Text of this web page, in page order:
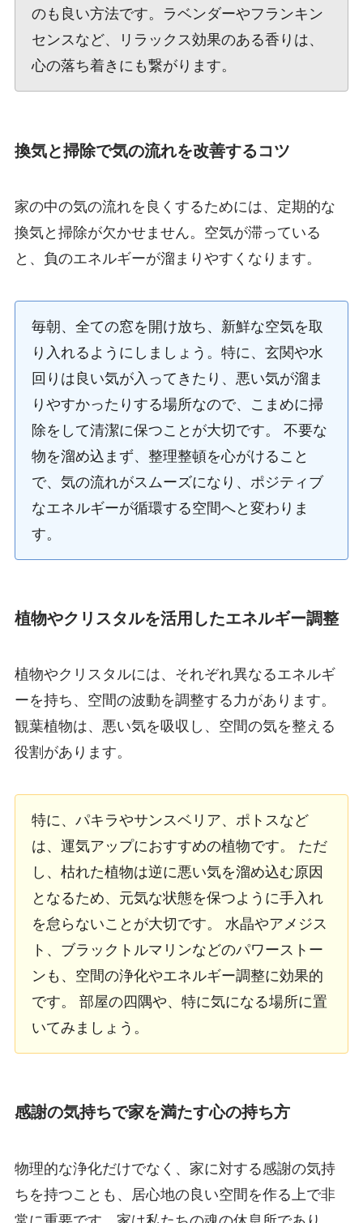
のも良い方法です。ラベンダーやフランキン
センスなど、リラックス効果のある香りは、
心の落ち着きにも繋がります。
換気と掃除で気の流れを改善するコツ
家の中の気の流れを良くするためには、定期的な
換気と掃除が欠かせません。空気が滞っている
と、負のエネルギーが溜まりやすくなります。
毎朝、全ての窓を開け放ち、新鮮な空気を取
り入れるようにしましょう。特に、玄関や水
回りは良い気が入ってきたり、悪い気が溜ま
りやすかったりする場所なので、こまめに掃
除をして清潔に保つことが大切です。 不要な
物を溜め込まず、整理整頓を心がけること
で、気の流れがスムーズになり、ポジティブ
なエネルギーが循環する空間へと変わりま
す。
植物やクリスタルを活用したエネルギー調整
植物やクリスタルには、それぞれ異なるエネルギ
ーを持ち、空間の波動を調整する力があります。
観葉植物は、悪い気を吸収し、空間の気を整える
役割があります。
特に、パキラやサンスベリア、ポトスなど
は、運気アップにおすすめの植物です。 ただ
し、枯れた植物は逆に悪い気を溜め込む原因
となるため、元気な状態を保つように手入れ
を怠らないことが大切です。 水晶やアメジス
ト、ブラックトルマリンなどのパワーストー
ンも、空間の浄化やエネルギー調整に効果的
です。 部屋の四隅や、特に気になる場所に置
いてみましょう。
感謝の気持ちで家を満たす心の持ち方
物理的な浄化だけでなく、家に対する感謝の気持
ちを持つことも、居心地の良い空間を作る上で非